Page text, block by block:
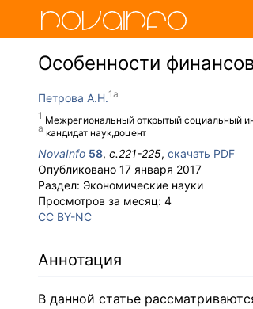
Особенности
Петрова А.Н.
Межрегиональный открытый социальный
кандидат наук,доцент
NovaInfo 58, с.221-225, скачать PDF
Опубликовано 17 января 2017
Раздел: Экономические науки
Просмотров за месяц: 4
CC BY-NC
Аннотация
В данной статье